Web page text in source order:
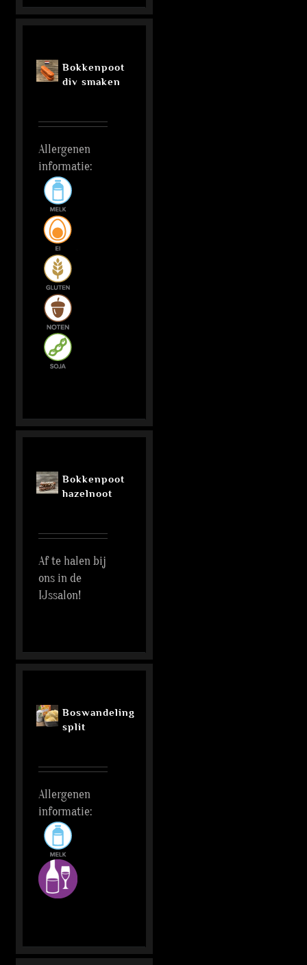
Bokkenpoot
div smaken
Allergenen
informatie:
Bokkenpoot
hazelnoot
Af te halen bij
ons in de
IJssalon!
Boswandeling
split
Allergenen
informatie: